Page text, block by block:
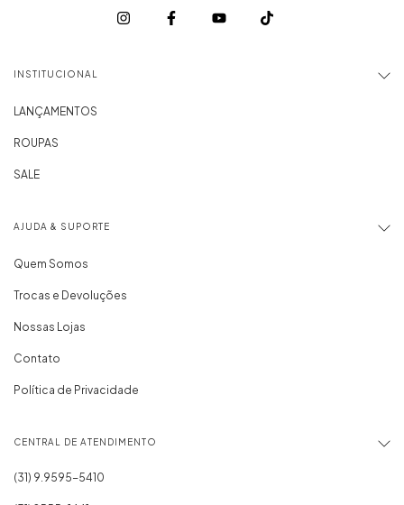
INSTITUCIONAL
LANÇAMENTOS
ROUPAS
SALE
AJUDA & SUPORTE
Quem Somos
Trocas e Devoluções
Nossas Lojas
Contato
Política de Privacidade
CENTRAL DE ATENDIMENTO